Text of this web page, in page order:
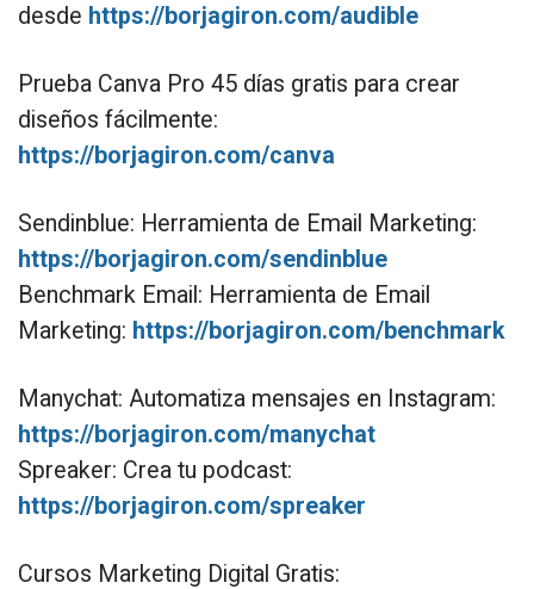
desde https://borjagiron.com/audible
Prueba Canva Pro 45 días gratis para crear
diseños fácilmente:
https://borjagiron.com/canva
Sendinblue: Herramienta de Email Marketing:
https://borjagiron.com/sendinblue
Benchmark Email: Herramienta de Email
Marketing: https://borjagiron.com/benchmark
Manychat: Automatiza mensajes en Instagram:
https://borjagiron.com/manychat
Spreaker: Crea tu podcast:
https://borjagiron.com/spreaker
Cursos Marketing Digital Gratis: